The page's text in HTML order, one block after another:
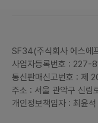
SF34(주식회사 에스에
사업자등록번호 :
통신판매신고번호 : 제
주소 : 서울 관악구 신
개인정보책임자 : 최윤석